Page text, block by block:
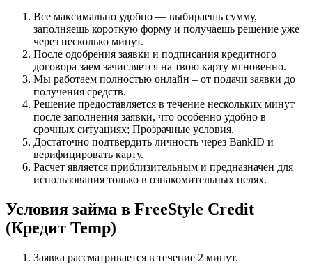
Все максимально удобно — выбираешь сумму,
заполняешь короткую форму и получаешь решение уже
через несколько минут.
После одобрения заявки и подписания кредитного
договора заем зачисляется на твою карту мгновенно.
Мы работаем полностью онлайн – от подачи заявки до
получения средств.
Решение предоставляется в течение нескольких минут
после заполнения заявки, что особенно удобно в
срочных ситуациях; Прозрачные условия.
Достаточно подтвердить личность через BankID и
верифицировать карту.
Расчет является приблизительным и предназначен для
использования только в ознакомительных целях.
Условия займа в FreeStyle Credit
(Кредит Temp)
Заявка рассматривается в течение 2 минут.